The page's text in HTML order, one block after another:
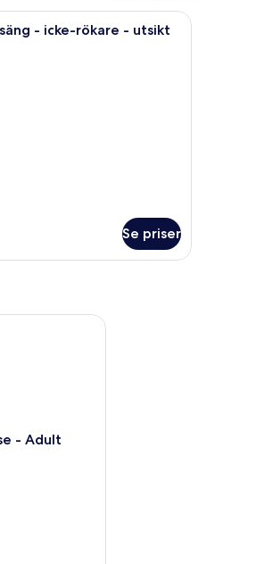
Svit Deluxe - 1 kingsize-säng - icke-rökare
- icke-rökare - utsikt
Se priser
- Adult
Adult Exclusive